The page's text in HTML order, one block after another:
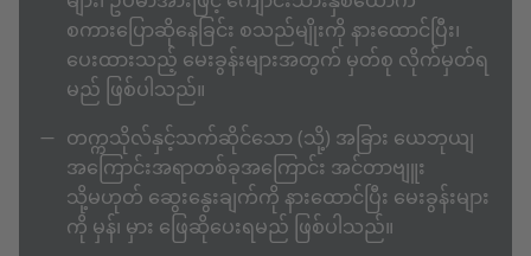
စကားပြောဆိုနေခြင်း စသည်မျိုးကို နားထောင်ပြီး၊
ပေးထားသည့် မေးခွန်းများအတွက် မှတ်စု လိုက်မှတ်ရ
မည် ဖြစ်ပါသည်။
တက္ကသိုလ်နှင့်သက်ဆိုင်သော (သို့) အခြား ယေဘုယျ
အကြောင်းအရာတစ်ခုအကြောင်း အင်တာဗျူး
သို့မဟုတ် ဆွေးနွေးချက်ကို နားထောင်ပြီး မေးခွန်းများ
ကို မှန်၊ မှား ဖြေဆိုပေးရမည် ဖြစ်ပါသည်။